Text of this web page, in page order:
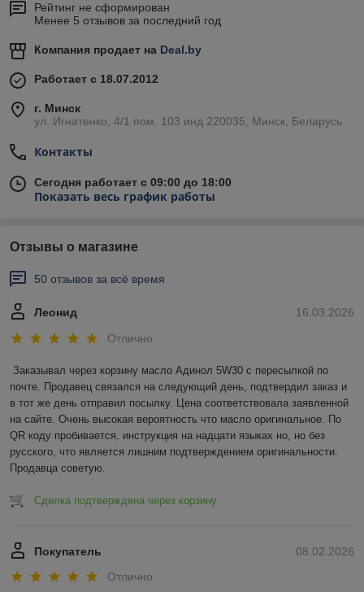
Рейтинг не сформирован
Менее 5 отзывов за последний год
Компания продает на Deal.by
Работает с 18.07.2012
г. Минск
ул. Игнатенко, 4/1 пом. 103 инд 220035, Минск, Беларусь
Контакты
Сегодня работает с 09:00 до 18:00
Показать весь график работы
Отзывы о магазине
50 отзывов за всё время
16.03.2026
Леонид
Отлично
Заказывал через корзину масло Адинол 5W30 с пересылкой по
почте. Продавец связался на следующий день, подтвердил заказ и
в тот же день отправил посылку. Цена соответствовала заявленной
на сайте. Очень высокая вероятность что масло оригинальное. По
QR коду пробивается, инструкция на надцати языках но, но без
русского, что является лишним подтверждением оригинальности.
Продавца советую.
Сделка подтверждена через корзину
08.02.2026
Покупатель
Отлично